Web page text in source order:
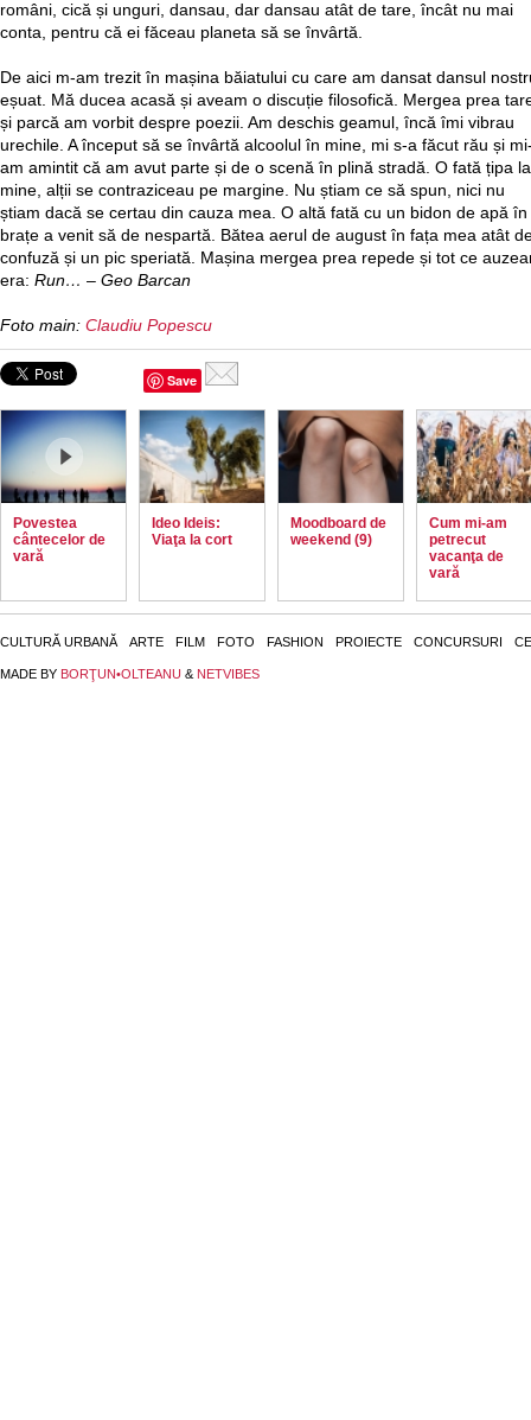
români, cică și unguri, dansau, dar dansau atât de tare, încât nu mai
conta, pentru că ei făceau planeta să se învârtă.
De aici m-am trezit în mașina băiatului cu care am dansat dansul
eșuat. Mă ducea acasă și aveam o discuție filosofică. Mergea prea
și parcă am vorbit despre poezii. Am deschis geamul, încă îmi vibrau
urechile. A început să se învârtă alcoolul în mine, mi s-a făcut rău și
am amintit că am avut parte și de o scenă în plină stradă. O fată țipa la
mine, alții se contraziceau pe margine. Nu știam ce să spun, nici nu
știam dacă se certau din cauza mea. O altă fată cu un bidon de apă în
brațe a venit să de nespartă. Bătea aerul de august în fața mea atât
confuză și un pic speriată. Mașina mergea prea repede și tot ce
era: Run… – Geo Barcan
Foto main: Claudiu Popescu
Save
Povestea
cântecelor de
vară
Ideo Ideis:
Viaţa la cort
Moodboard de
weekend (9)
Cum mi-am
petrecut
vacanţa de
vară
CULTURĂ URBANĂ ARTE FILM FOTO FASHION PROIECTE CONCURSURI
MADE BY BORŢUN•OLTEANU & NETVIBES